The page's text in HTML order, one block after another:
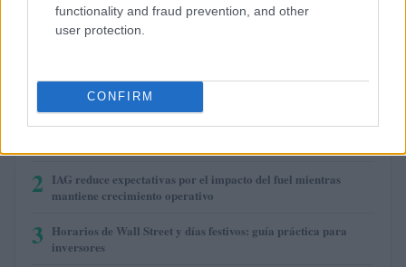
functionality and fraud prevention, and other
user protection.
CONFIRM
(LUNC)
MÁS LEÍDOS
2 IAG reduce expectativas por el impacto del fuel mientras
mantiene crecimiento operativo
3 Horarios de Wall Street y días festivos: guía práctica para
inversores